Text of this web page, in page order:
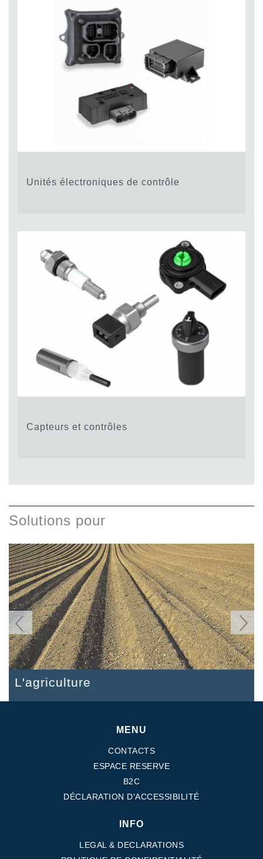
Unités électroniques de contrôle
Capteurs et contrôles
Solutions pour
L'agriculture
Bâtiments
L'industrie
Precedente
MENU
CONTACTS
ESPACE RESERVE
B2C
DÉCLARATION D'ACCESSIBILITÉ
INFO
LEGAL & DECLARATIONS